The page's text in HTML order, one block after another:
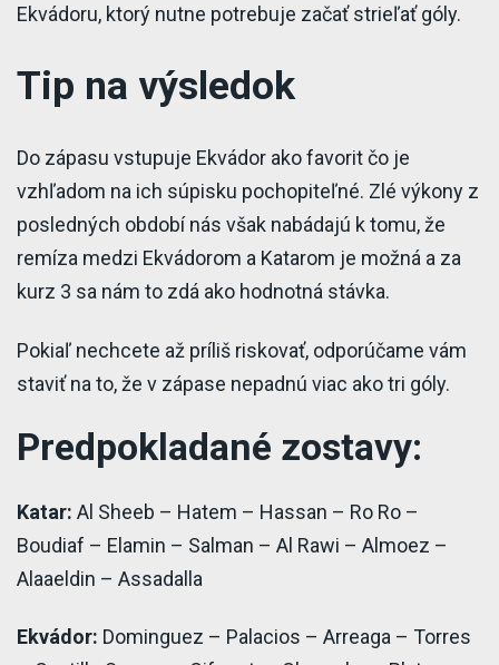
Ekvádoru, ktorý nutne potrebuje začať strieľať góly.
Tip na výsledok
Do zápasu vstupuje Ekvádor ako favorit čo je
vzhľadom na ich súpisku pochopiteľné. Zlé výkony z
posledných období nás však nabádajú k tomu, že
remíza medzi Ekvádorom a Katarom je možná a za
kurz 3 sa nám to zdá ako hodnotná stávka.
Pokiaľ nechcete až príliš riskovať, odporúčame vám
staviť na to, že v zápase nepadnú viac ako tri góly.
Predpokladané zostavy:
Katar: Al Sheeb – Hatem – Hassan – Ro Ro –
Boudiaf – Elamin – Salman – Al Rawi – Almoez –
Alaaeldin – Assadalla
Ekvádor: Dominguez – Palacios – Arreaga – Torres